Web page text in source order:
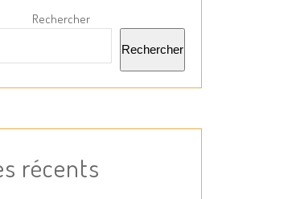
Rechercher
Rechercher
récents